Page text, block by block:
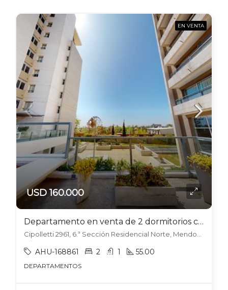
EN VENTA
USD 160.000
Departamento en venta de 2 dormitorios c/ cochera en 6.ª Sección Residencial Norte
Cipolletti 2961, 6.ª Sección Residencial Norte, Mendoza
AHU-168861 2 1 55.00
DEPARTAMENTOS